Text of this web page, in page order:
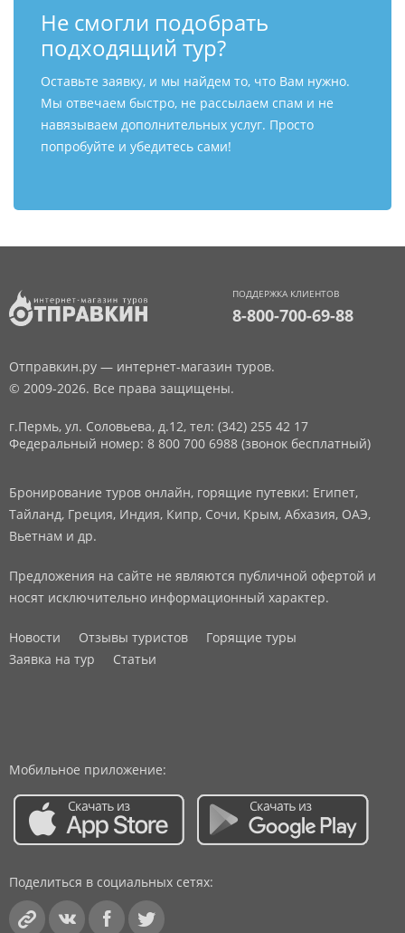
Не смогли подобрать
подходящий тур?
Оставьте заявку, и мы найдем то, что Вам нужно.
Мы отвечаем быстро, не рассылаем спам и не
навязываем дополнительных услуг. Просто
попробуйте и убедитесь сами!
ПОДДЕРЖКА КЛИЕНТОВ
8-800-700-69-88
Отправкин.ру — интернет-магазин туров.
© 2009-2026. Все права защищены.
г.Пермь, ул. Соловьева, д.12, тел: (342) 255 42 17
Федеральный номер: 8 800 700 6988 (звонок бесплатный)
Бронирование туров онлайн, горящие путевки: Египет,
Тайланд, Греция, Индия, Кипр, Сочи, Крым, Абхазия, ОАЭ,
Вьетнам и др.
Предложения на сайте не являются публичной офертой и
носят исключительно информационный характер.
Новости Отзывы туристов
Горящие туры
Заявка на тур
Статьи
Мобильное приложение:
Поделиться в социальных сетях: